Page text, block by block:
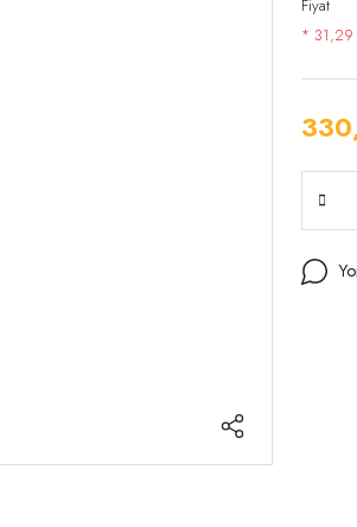
Fiyat
* 31,29